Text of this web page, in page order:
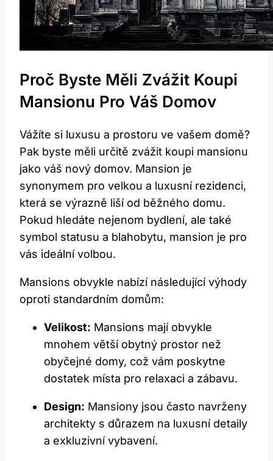
Proč Byste Měli Zvážit Koupi
Mansionu Pro Váš Domov
Vážíte si luxusu a prostoru ve vašem domě?
Pak byste měli určitě zvážit koupi mansionu
jako váš nový domov. Mansion je
synonymem pro velkou a luxusní rezidenci,
která se výrazně liší od běžného domu.
Pokud hledáte nejenom bydlení, ale také
symbol statusu a blahobytu, mansion je pro
vás ideální volbou.
Mansions obvykle nabízí následující výhody
oproti standardním domům:
Velikost: Mansions mají obvykle
mnohem větší obytný prostor než
obyčejné domy, což vám poskytne
dostatek místa pro relaxaci a zábavu.
Design: Mansiony jsou často navrženy
architekty s důrazem na luxusní detaily
a exkluzivní vybavení.